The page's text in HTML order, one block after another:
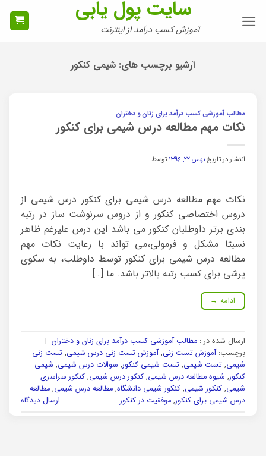
سایت پول یابی
آموزش کسب درآمد از اینترنت
آرشیو برچسب های: شیمی کنکور
مطالب آموزشی کسب درآمد برای زنان و دختران
نکات مهم مطالعه درس شیمی برای کنکور
انتشار در تاریخبهمن ۲۲, ۱۳۹۶ توسط
نکات مهم مطالعه درس شیمی برای کنکور درس شیمی از
دروس اختصاصی کنکور و از دروس سرنوشت ساز در رتبه
بندی برتر داوطلبان کنکور می باشد این درس علیرغم ظاهر
نسبتا مشکل و فرمولی،می تواند با رعایت نکات مهم
مطالعه درس شیمی برای کنکور توسط داوطلب، به سکوی
پرشی برای کسب رتبه بالاتر باشد. ما […]
ادامه →
ارسال شده در : مطالب آموزشی کسب درآمد برای زنان و دختران |
برچسب:آموزش تست زنی,آموزش تست زنی درس شیمی, تست زنی
شیمی, تست شیمی, تست شیمی کنکور, سوالات درس شیمی, شیمی
کنکور, شیوه مطالعه درس شیمی, کنکور درس شیمی, کنکور سراسری
شیمی, کنکور شیمی, کنکور شیمی دانشگاه, مطالعه درس شیمی, مطالعه
درس شیمی برای کنکور, موفقیت در کنکور ارسال دیدگاه